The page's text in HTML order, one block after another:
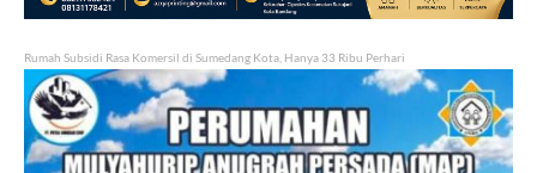
Rumah Subsidi Rasa Komersil di Sumedang Kota, Hanya 33 Ribu Perhari